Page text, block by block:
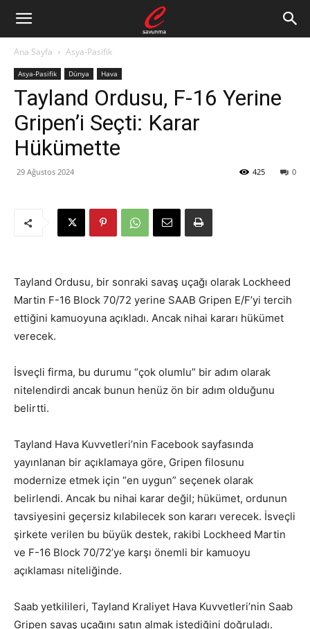
Ana Sayfa Asya-Pasifik
Asya-Pasifik Dünya Hava
Tayland Ordusu, F-16 Yerine
Gripen’i Seçti: Karar
Hükümette
29 Ağustos 2024 0
425
Tayland Ordusu, bir sonraki savaş uçağı olarak Lockheed
Martin F-16 Block 70/72 yerine SAAB Gripen E/F’yi tercih
ettiğini kamuoyuna açıkladı. Ancak nihai kararı hükümet
verecek.
İsveçli firma, bu durumu “çok olumlu” bir adım olarak
nitelendirdi ancak bunun henüz ön bir adım olduğunu
belirtti.
Tayland Hava Kuvvetleri’nin Facebook sayfasında
yayınlanan bir açıklamaya göre, Gripen filosunu
modernize etmek için “en uygun” seçenek olarak
belirlendi. Ancak bu nihai karar değil; hükümet, ordunun
tavsiyesini geçersiz kılabilecek son kararı verecek. İsveçli
şirkete verilen bu büyük destek, rakibi Lockheed Martin
ve F-16 Block 70/72’ye karşı önemli bir kamuoyu
açıklaması niteliğinde.
Saab yetkilileri, Tayland Kraliyet Hava Kuvvetleri’nin Saab
Gripen savaş uçağını satın almak istediğini doğruladı.